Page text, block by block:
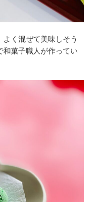
く混ぜて美味しそう
和菓子職人が作ってい